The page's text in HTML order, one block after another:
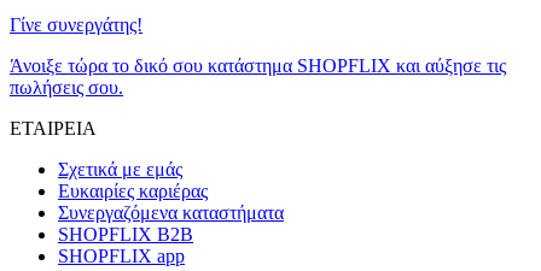
Γίνε συνεργάτης!
Άνοιξε τώρα το δικό σου κατάστημα SHOPFLIX και αύξησε τις
πωλήσεις σου.
ΕΤΑΙΡΕΙΑ
Σχετικά με εμάς
Ευκαιρίες καριέρας
Συνεργαζόμενα καταστήματα
SHOPFLIX B2B
SHOPFLIX app